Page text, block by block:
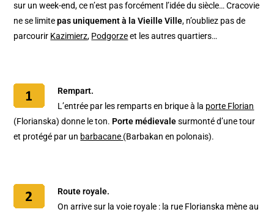
sur un week-end, ce n’est pas forcément l’idée du siècle… Cracovie
ne se limitepas uniquement à la Vieille Ville, n’oubliez pas de
parcourir Kazimierz, Podgorzeet les autres quartiers…
Rempart.
L’entrée par les remparts en brique à la porte Florian
(Florianska) donne le ton. Porte médievalesurmonté d’une tour
et protégé par un barbacane (Barbakan en polonais).
Route royale.
On arrive sur la voie royale : la rue Florianska mène au